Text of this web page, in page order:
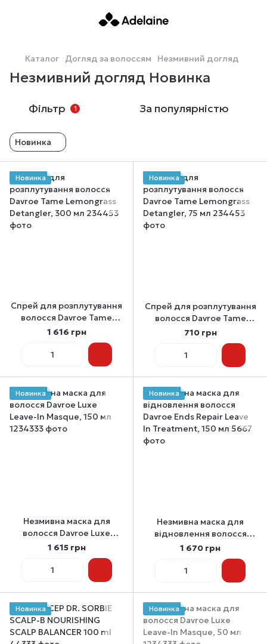
Каталог Догляд за волоссям Незмивний догляд
Незмивний догляд Новинка
Фільтр 1 За популярністю
Новинка
Новинка
Спрей для розплутування
волосся Davroe Tame
Lemongrass Detangler,
1 616 грн
Новинка
Спрей для розплутування
волосся Davroe Tame
Lemongrass Detangler, 75
710 грн
Новинка
Незмивна маска для
волосся Davroe Luxe
Leave-In Masque, 150 мл
1 615 грн
Новинка
Незмивна маска для
відновлення волосся
Davroe Ends Repair Leave
In Treatment, 150 мл
1 670 грн
Новинка Новинка